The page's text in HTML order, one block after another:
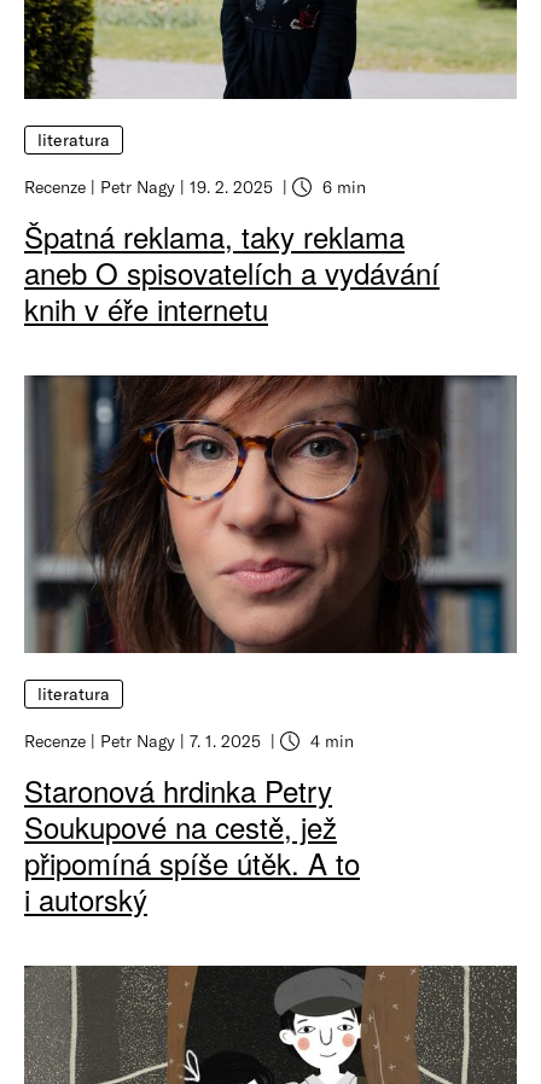
literatura
Recenze Petr Nagy 19. 2. 2025 6 min
Špatná reklama, taky reklama
aneb O spisovatelích a vydávání
knih v éře internetu
literatura
Recenze Petr Nagy 7. 1. 2025 4 min
Staronová hrdinka Petry
Soukupové na cestě, jež
připomíná spíše útěk. A to
i autorský